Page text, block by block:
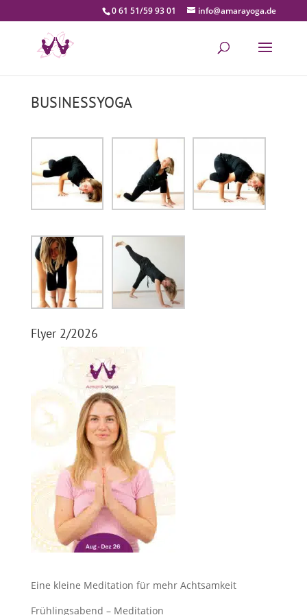
0 61 51/59 93 01 info@amarayoga.de
BUSINESSYOGA
Flyer 2/2026
Eine kleine Meditation für mehr Achtsamkeit
Frühlingsabend – Meditation